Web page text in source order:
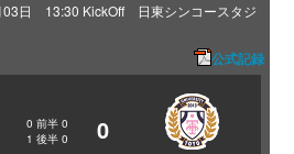
03日 13:30 KickOff 日東シンコースタジ
公式記録
0 前半 0
1 後半 0 0